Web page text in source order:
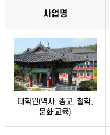
사업명
태학원(역사, 종교, 철학,
문화 교육)